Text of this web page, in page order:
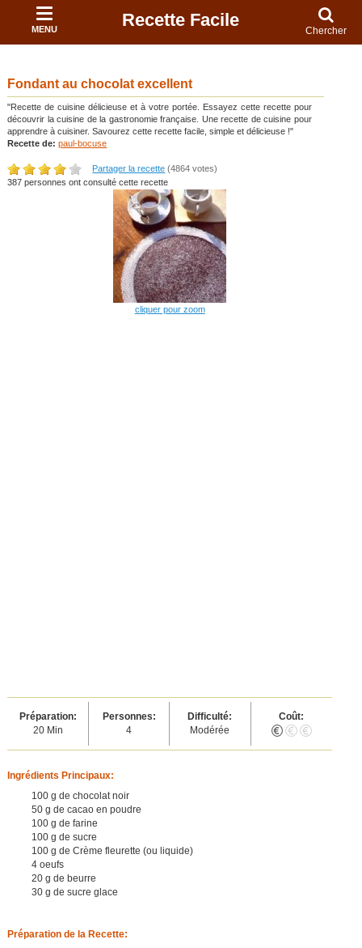
MENU Recette Facile
Chercher
Fondant au chocolat excellent
"Recette de cuisine délicieuse et à votre portée. Essayez cette recette pour
découvrir la cuisine de la gastronomie française. Une recette de cuisine pour
apprendre à cuisiner. Savourez cette recette facile, simple et délicieuse !"
Recette de: paul-bocuse
Partager la recette (4864 votes)
387 personnes ont consulté cette recette
cliquer pour zoom
Préparation:
20 Min
Personnes:
4
Difficulté:
Modérée
Coût:
Ingrédients Principaux:
100 g de chocolat noir
50 g de cacao en poudre
100 g de farine
100 g de sucre
100 g de Crème fleurette (ou liquide)
4 oeufs
20 g de beurre
30 g de sucre glace
Préparation de la Recette: